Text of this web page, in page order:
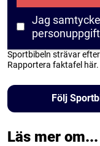
Jag
Sportbibeln strävar
Rapportera faktafel här.
Följ
Läs mer om...